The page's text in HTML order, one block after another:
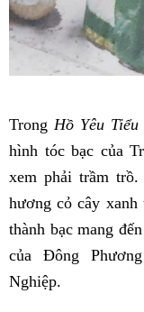
Trong Hồ Yêu
hình tóc bạc của
xem phải trầm
hương cỏ cây xanh
thành bạc mang
của Đông
Nghiệp.